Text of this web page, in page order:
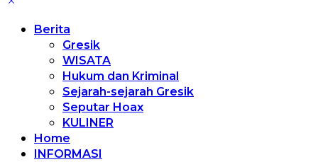
Berita
Gresik
WISATA
Hukum dan Kriminal
Sejarah-sejarah Gresik
Seputar Hoax
KULINER
Home
INFORMASI